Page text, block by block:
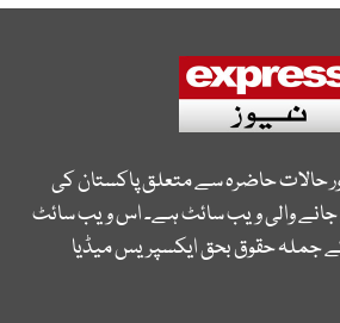
حالات حاضرہ سے متعلق پاکستان کی
والی ویب سائٹ ہے۔ اس ویب سائٹ
کے جملہ حقوق بحق ایکسپریس میڈیا